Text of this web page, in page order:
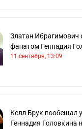
Златан Ибрагимович
фанатом Геннадия
11 сентября, 13:09
Келл Брук пообещал
Геннадия Головкина